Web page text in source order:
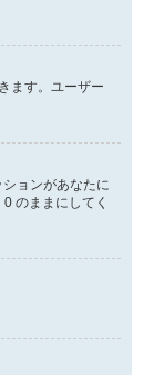
ます。ユーザー
ョンがあなたに
のままにしてく